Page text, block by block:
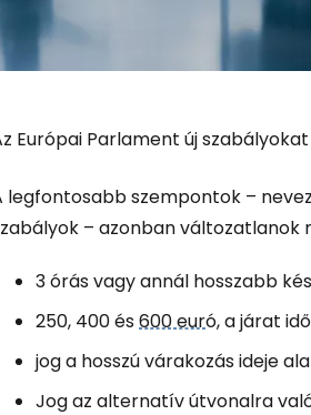
Európai Parlament új
legfontosabb szempontok –
– azonban változatlanok
3 órás vagy annál hosszabb
250, 400 és600 euró, a járat
jog a hosszú várakozás ideje
Jog az alternatív útvonalra